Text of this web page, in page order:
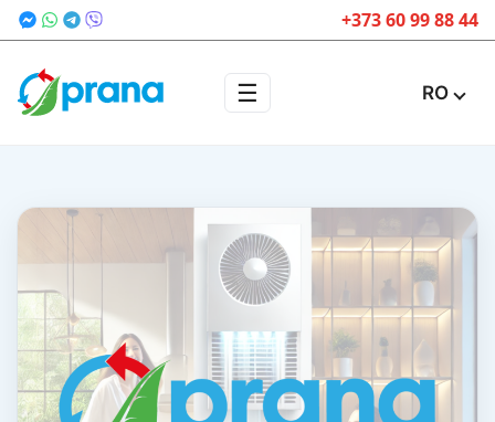
+373 60 99 88 44
☰ RO